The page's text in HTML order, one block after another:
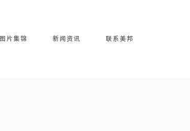
图片集锦 新闻资讯 联系美邦